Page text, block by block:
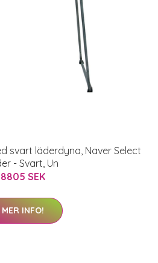
svart läderdyna, Naver Select
- Svart, Un
8805 SEK
MER INFO!